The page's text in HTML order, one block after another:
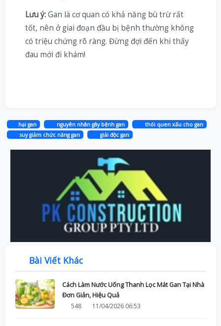
Lưu ý:Gan là cơ quan có khả năng bù trừ rất
tốt, nên ở giai đoạn đầu bị bệnh thường không
có triệu chứng rõ ràng. Đừng đợi đến khi thấy
đau mới đi khám!
hại gan nguyên nhân gây bệnh gan
thói quen xấu cho gan
suy giảm chức năng gan
giải độc gan
Bài Viết Khác
Cách Làm Nước Uống Thanh Lọc Mát Gan Tại Nhà
Đơn Giản, Hiệu Quả
548
11/04/2026 06:53